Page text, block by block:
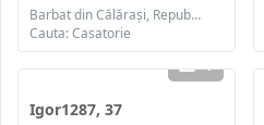
Barbat din Călăraşi, Republica Moldova
Cauta: Casatorie
1
Igor1287, 37